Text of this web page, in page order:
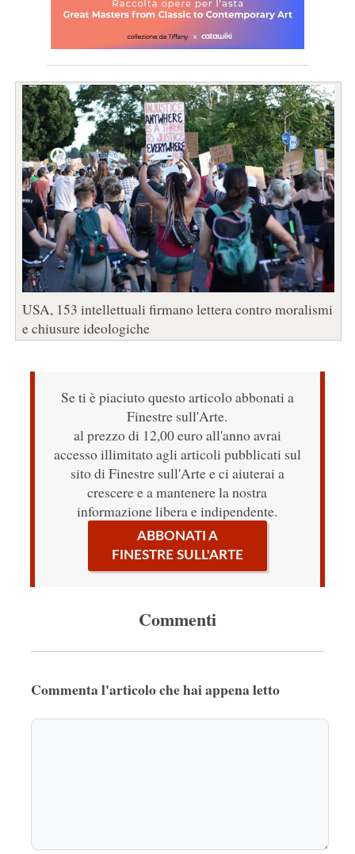
USA, 153 intellettuali firmano lettera contro moralismi
e chiusure ideologiche
Se ti è piaciuto questo articolo abbonati a
Finestre sull'Arte.
al prezzo di 12,00 euro all'anno avrai
accesso illimitato agli articoli pubblicati sul
sito di Finestre sull'Arte e ci aiuterai a
crescere e a mantenere la nostra
informazione libera e indipendente.
ABBONATI A
FINESTRE SULL'ARTE
Commenti
Commenta l'articolo che hai appena letto